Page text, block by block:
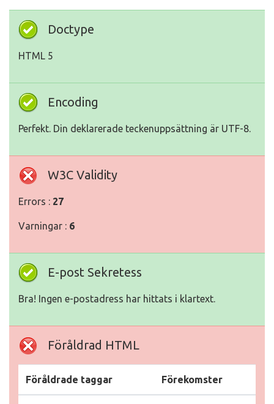
Doctype
HTML 5
Encoding
Perfekt. Din deklarerade teckenuppsättning är UTF-8.
W3C Validity
Errors : 27
Varningar : 6
E-post Sekretess
Bra! Ingen e-postadress har hittats i klartext.
Föråldrad HTML
Föråldrade taggar Förekomster